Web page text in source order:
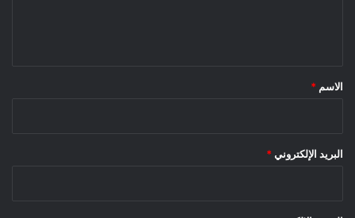
*
الاسم *
البريد الإلكتروني *